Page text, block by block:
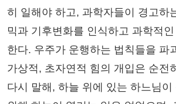
히 일해야 하고, 과학자들이 경고하
믹과 기후변화를 인식하고 과학적
한다. 우주가 운행하는 법칙들을 파
가상적, 초자연적 힘의 개입은 순전
다시 말해, 하늘 위에 있는 하느님이